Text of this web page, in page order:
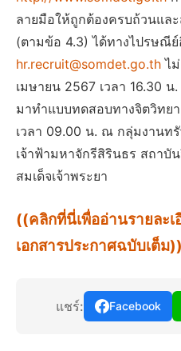
ลายมือให้ถูกต้องครบถ้วนแล
(ตามข้อ 4.3) ได้ทางไปรษณี
hr.recruit@somdet.go.th ไ
เมษายน 2567 เวลา 16.30
มาทําแบบทดสอบทางจิตวิทย
เวลา 09.00 น. ณ กลุ่มงานท
เจ้าฟ้ามหาจักรีสิรินธร สถาบั
สมเด็จเจ้าพระยา
((คลิกที่นี่เพื่ออ่านรายละ
เอกสารประกาศฉบับเต็ม))
แชร์: Facebook